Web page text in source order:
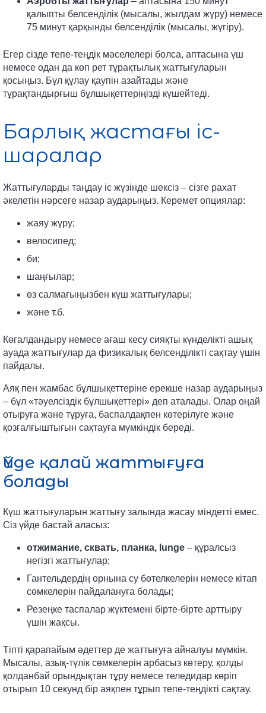
қалыпты белсенділік (мысалы, жылдам жүру) немесе
75 минут қарқынды белсенділік (мысалы, жүгіру).
Егер сізде тепе-теңдік мәселелері болса, аптасына үш
немесе одан да көп рет тұрақтылық жаттығуларын
қосыңыз. Бұл құлау қаупін азайтады және
тұрақтандырғыш бұлшықеттеріңізді күшейтеді.
Барлық жастағы іс-
шаралар
Жаттығуларды таңдау іс жүзінде шексіз – сізге рахат
әкелетін нәрсеге назар аударыңыз. Керемет опциялар:
жаяу жүру;
велосипед;
би;
шаңғылар;
өз салмағыңызбен күш жаттығулары;
және т.б.
Көгалдандыру немесе ағаш кесу сияқты күнделікті ашық
ауада жаттығулар да физикалық белсенділікті сақтау үшін
пайдалы.
Аяқ пен жамбас бұлшықеттеріне ерекше назар аударыңыз
– бұл «тәуелсіздік бұлшықеттері» деп аталады. Олар оңай
отыруға және тұруға, баспалдақпен көтерілуге ​​және
қозғалғыштығын сақтауға мүмкіндік береді.
Үйде қалай жаттығуға
болады
Күш жаттығуларын жаттығу залында жасау міндетті емес.
Сіз үйде бастай аласыз:
отжимание, сквать, планка, lunge – құралсыз
негізгі жаттығулар;
Гантельдердің орнына су бөтелкелерін немесе кітап
сөмкелерін пайдалануға болады;
Резеңке таспалар жүктемені бірте-бірте арттыру
үшін жақсы.
Тіпті қарапайым әдеттер де жаттығуға айналуы мүмкін.
Мысалы, азық-түлік сөмкелерін арбасыз көтеру, қолды
қолданбай орындықтан тұру немесе теледидар көріп
отырып 10 секунд бір аяқпен тұрып тепе-теңдікті сақтау.